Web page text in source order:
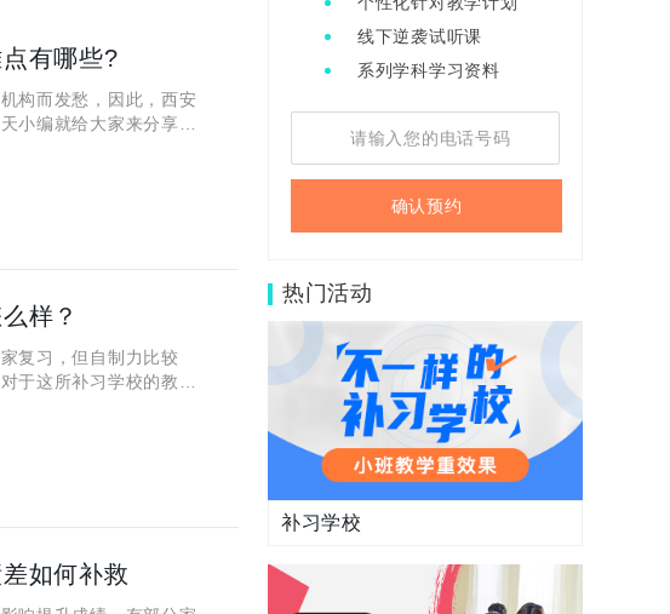
有哪些?
构而发愁，因此，西安
小编就给大家来分享一
的不同学习阶
样？
复习，但自制力比较
于这所补习学校的教学
学校采用
如何补救
线下逆袭试听课
系列学科学习资料
确认预约
热门活动
补习学校